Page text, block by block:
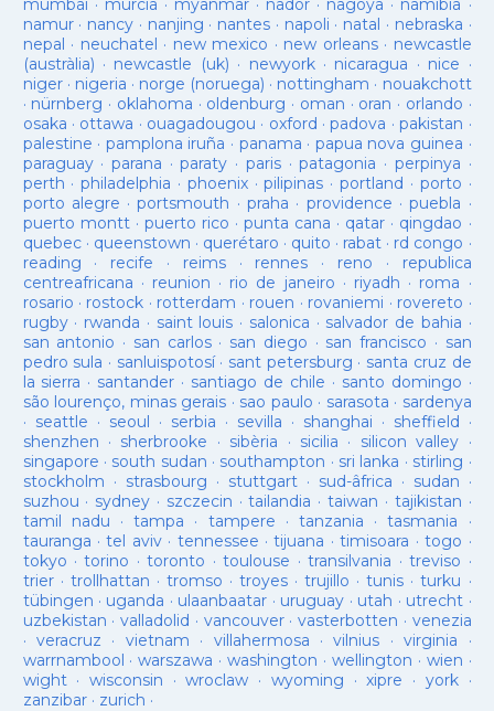
mumbai · murcia · myanmar· nador · nagoya · namibia ·
namur· nancy · nanjing · nantes · napoli · natal · nebraska ·
nepal · neuchatel · new mexico · new orleans· newcastle
(austràlia) · newcastle (uk) · newyork· nicaragua · nice ·
niger· nigeria · norge (noruega) · nottingham · nouakchott
· nürnberg · oklahoma · oldenburg · oman · oran · orlando ·
osaka · ottawa · ouagadougou · oxford ·padova ·pakistan ·
palestine · pamplona iruña · panama · papua nova guinea ·
paraguay· parana ·paraty · paris·patagonia · perpinya ·
perth ·philadelphia · phoenix·pilipinas ·portland · porto ·
porto alegre ·portsmouth ·praha · providence ·puebla ·
puerto montt· puerto rico ·punta cana · qatar · qingdao ·
quebec· queenstown · querétaro · quito · rabat · rd congo ·
reading · recife · reims· rennes · reno · republica
centreafricana · reunion · rio de janeiro · riyadh · roma ·
rosario · rostock · rotterdam · rouen · rovaniemi · rovereto ·
rugby· rwanda · saint louis · salonica · salvador de bahia ·
san antonio · san carlos· san diego · san francisco · san
pedro sula · sanluispotosí· sant petersburg · santa cruz de
la sierra · santander · santiago de chile · santo domingo ·
são lourenço, minas gerais · sao paulo · sarasota · sardenya
· seattle · seoul · serbia · sevilla · shanghai · sheffield ·
shenzhen · sherbrooke · sibèria · sicilia · silicon valley ·
singapore · south sudan · southampton · sri lanka · stirling ·
stockholm · strasbourg · stuttgart· sud-âfrica · sudan ·
suzhou · sydney · szczecin ·tailandia ·taiwan · tajikistan ·
tamil nadu ·tampa · tampere · tanzania ·tasmania ·
tauranga ·tel aviv· tennessee ·tijuana ·timisoara ·togo ·
tokyo ·torino ·toronto ·toulouse ·transilvania ·treviso ·
trier· trollhattan · tromso · troyes·trujillo ·tunis ·turku ·
tübingen · uganda · ulaanbaatar · uruguay · utah · utrecht ·
uzbekistan · valladolid · vancouver· vasterbotten · venezia
· veracruz · vietnam · villahermosa ·vilnius ·virginia ·
warrnambool ·warszawa ·washington · wellington · wien ·
wight· wisconsin ·wroclaw · wyoming ·xipre · york·
zanzibar· zurich ·